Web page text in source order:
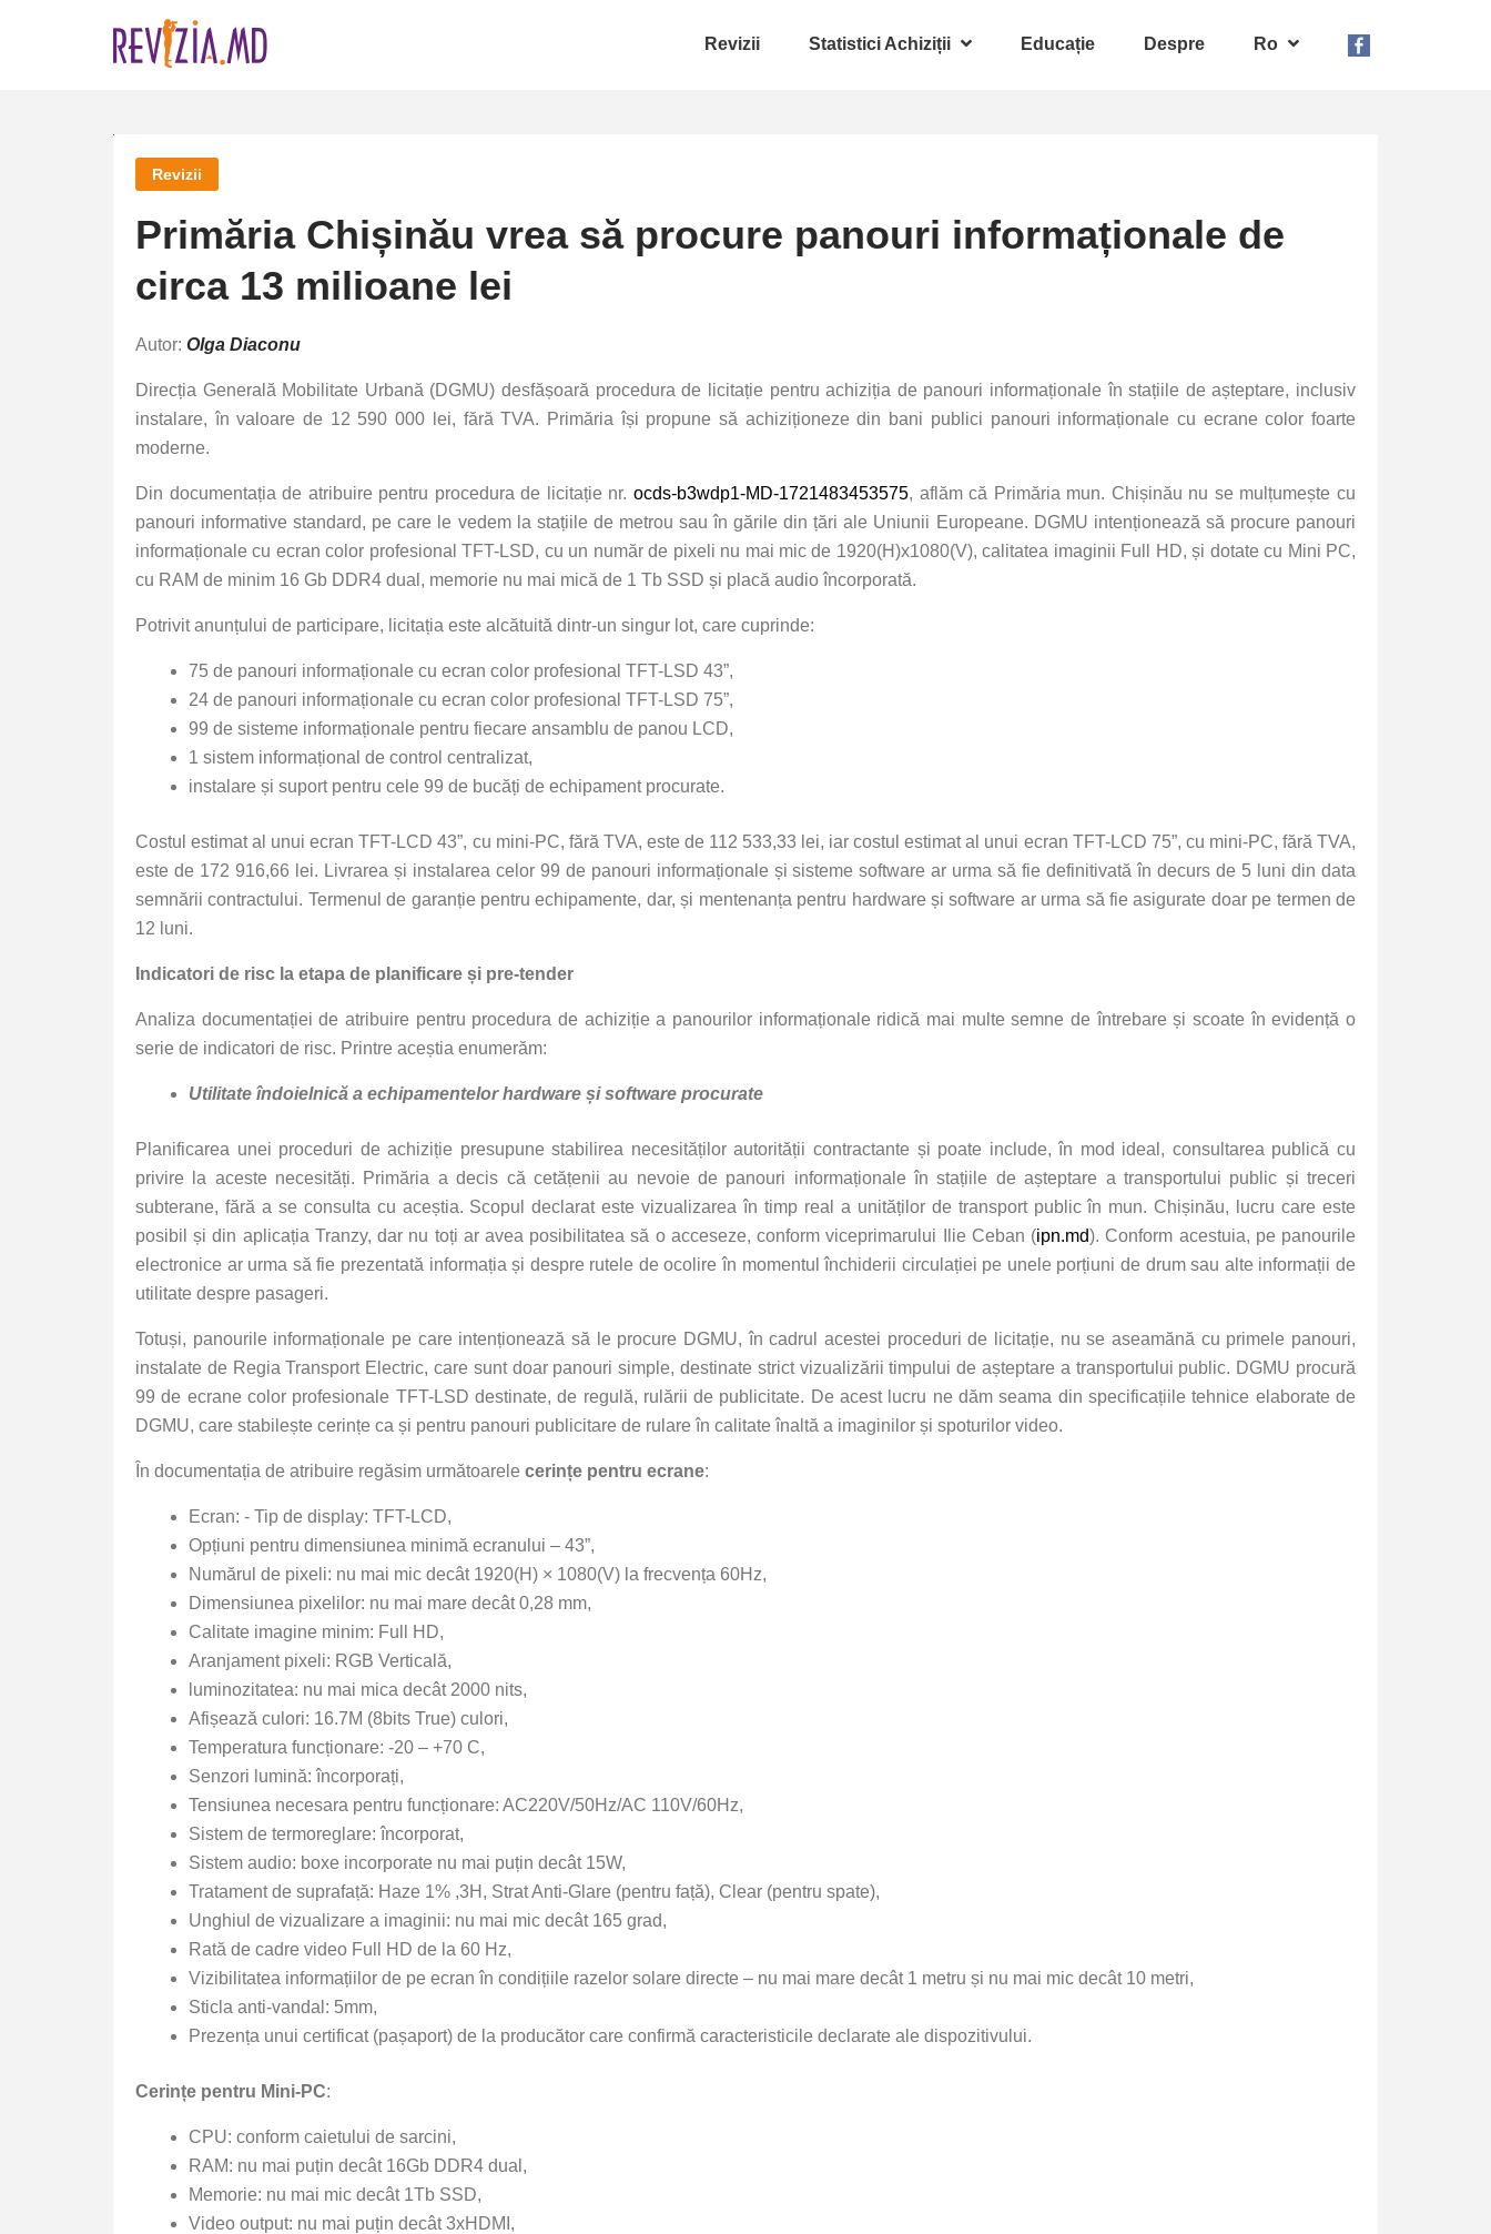
Revizii Statistici Achiziții Educație Despre Ro
Revizii
Primăria Chișinău vrea să procure panouri informaționale de
circa 13 milioane lei
Autor: Olga Diaconu
Direcția Generală Mobilitate Urbană (DGMU) desfășoară procedura de licitație pentru achiziția de panouri informaționale în stațiile de așteptare, inclusiv
instalare, în valoare de 12 590 000 lei, fără TVA. Primăria își propune să achiziționeze din bani publici panouri informaționale cu ecrane color foarte
moderne.
Din documentația de atribuire pentru procedura de licitație nr. ocds-b3wdp1-MD-1721483453575, aflăm că Primăria mun. Chișinău nu se mulțumește cu
panouri informative standard, pe care le vedem la stațiile de metrou sau în gările din țări ale Uniunii Europeane. DGMU intenționează să procure panouri
informaționale cu ecran color profesional TFT-LSD, cu un număr de pixeli nu mai mic de 1920(H)x1080(V), calitatea imaginii Full HD, și dotate cu Mini PC,
cu RAM de minim 16 Gb DDR4 dual, memorie nu mai mică de 1 Tb SSD și placă audio încorporată.
Potrivit anunțului de participare, licitația este alcătuită dintr-un singur lot, care cuprinde:
75 de panouri informaționale cu ecran color profesional TFT-LSD 43”,
24 de panouri informaționale cu ecran color profesional TFT-LSD 75”,
99 de sisteme informaționale pentru fiecare ansamblu de panou LCD,
1 sistem informațional de control centralizat,
instalare și suport pentru cele 99 de bucăți de echipament procurate.
Costul estimat al unui ecran TFT-LCD 43”, cu mini-PC, fără TVA, este de 112 533,33 lei, iar costul estimat al unui ecran TFT-LCD 75”, cu mini-PC, fără TVA,
este de 172 916,66 lei. Livrarea și instalarea celor 99 de panouri informaționale și sisteme software ar urma să fie definitivată în decurs de 5 luni din data
semnării contractului. Termenul de garanție pentru echipamente, dar, și mentenanța pentru hardware și software ar urma să fie asigurate doar pe termen de
12 luni.
Indicatori de risc la etapa de planificare și pre-tender
Analiza documentației de atribuire pentru procedura de achiziție a panourilor informaționale ridică mai multe semne de întrebare și scoate în evidență o
serie de indicatori de risc. Printre aceștia enumerăm:
Utilitate îndoielnică a echipamentelor hardware și software procurate
Planificarea unei proceduri de achiziție presupune stabilirea necesităților autorității contractante și poate include, în mod ideal, consultarea publică cu
privire la aceste necesități. Primăria a decis că cetățenii au nevoie de panouri informaționale în stațiile de așteptare a transportului public și treceri
subterane, fără a se consulta cu aceștia. Scopul declarat este vizualizarea în timp real a unităților de transport public în mun. Chișinău, lucru care este
posibil și din aplicația Tranzy, dar nu toți ar avea posibilitatea să o acceseze, conform viceprimarului Ilie Ceban (ipn.md). Conform acestuia, pe panourile
electronice ar urma să fie prezentată informația și despre rutele de ocolire în momentul închiderii circulației pe unele porțiuni de drum sau alte informații de
utilitate despre pasageri.
Totuși, panourile informaționale pe care intenționează să le procure DGMU, în cadrul acestei proceduri de licitație, nu se aseamănă cu primele panouri,
instalate de Regia Transport Electric, care sunt doar panouri simple, destinate strict vizualizării timpului de așteptare a transportului public. DGMU procură
99 de ecrane color profesionale TFT-LSD destinate, de regulă, rulării de publicitate. De acest lucru ne dăm seama din specificațiile tehnice elaborate de
DGMU, care stabilește cerințe ca și pentru panouri publicitare de rulare în calitate înaltă a imaginilor și spoturilor video.
În documentația de atribuire regăsim următoarele cerințe pentru ecrane:
Ecran: ‑ Tip de display: TFT-LCD,
Opțiuni pentru dimensiunea minimă ecranului – 43”,
Numărul de pixeli: nu mai mic decât 1920(H) × 1080(V) la frecvența 60Hz,
Dimensiunea pixelilor: nu mai mare decât 0,28 mm,
Calitate imagine minim: Full HD,
Aranjament pixeli: RGB Verticală,
luminozitatea: nu mai mica decât 2000 nits,
Afișează culori: 16.7M (8bits True) culori,
Temperatura funcționare: -20 – +70 C,
Senzori lumină: încorporați,
Tensiunea necesara pentru funcționare: AC220V/50Hz/AC 110V/60Hz,
Sistem de termoreglare: încorporat,
Sistem audio: boxe incorporate nu mai puțin decât 15W,
Tratament de suprafață: Haze 1% ,3H, Strat Anti-Glare (pentru față), Clear (pentru spate),
Unghiul de vizualizare a imaginii: nu mai mic decât 165 grad,
Rată de cadre video Full HD de la 60 Hz,
Vizibilitatea informațiilor de pe ecran în condițiile razelor solare directe – nu mai mare decât 1 metru și nu mai mic decât 10 metri,
Sticla anti-vandal: 5mm,
Prezența unui certificat (pașaport) de la producător care confirmă caracteristicile declarate ale dispozitivului.
Cerințe pentru Mini-PC:
CPU: conform caietului de sarcini,
RAM: nu mai puțin decât 16Gb DDR4 dual,
Memorie: nu mai mic decât 1Tb SSD,
Video output: nu mai puțin decât 3xHDMI,